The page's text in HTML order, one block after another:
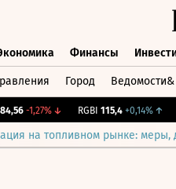
Финансы
Город Ведомости&
-1,27%↓ RGBI 115,4 +0,14%↑
на топливном рынке: меры,